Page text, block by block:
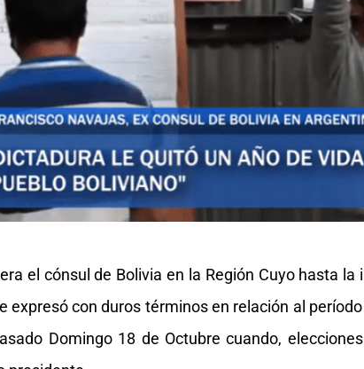
el cónsul de Bolivia en la Región Cuyo hasta la
expresó con duros términos en relación al
Domingo 18 de Octubre cuando,